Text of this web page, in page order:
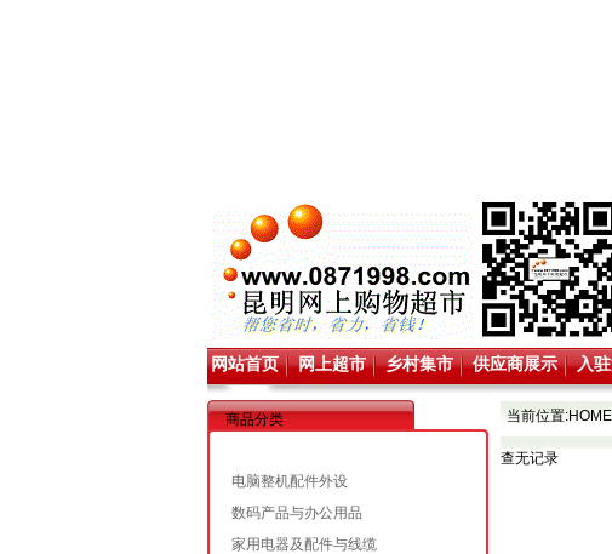
网站首页 网上超市 乡村集市 供应商展示 入
商品分类
电脑整机配件外设
数码产品与办公用品
家用电器及配件与线缆
当前位置:HOME
查无记录